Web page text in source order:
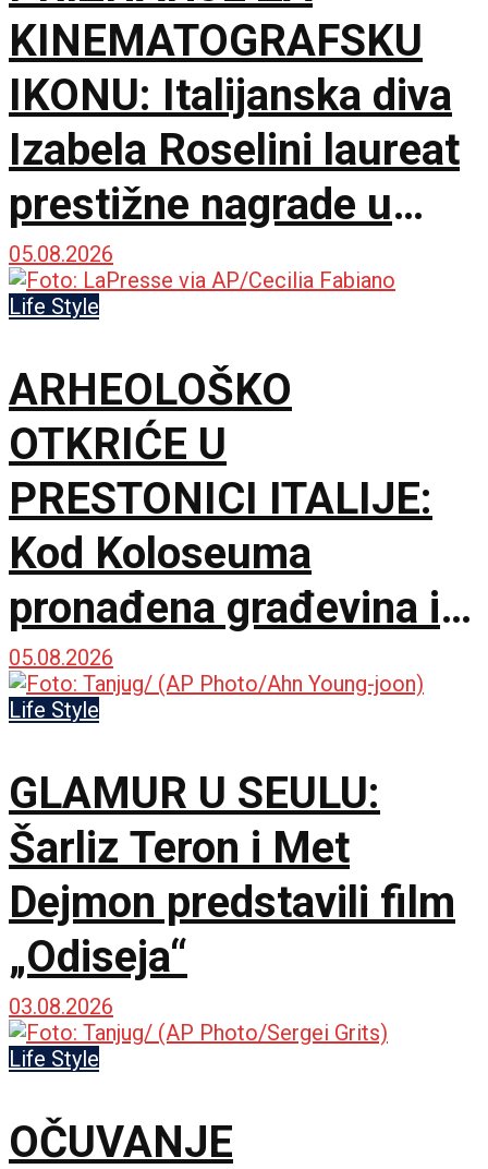
KINEMATOGRAFSKU
IKONU: Italijanska diva
Izabela Roselini laureat
prestižne nagrade u
Švajcarskoj
05.08.2026
Life Style
ARHEOLOŠKO
OTKRIĆE U
PRESTONICI ITALIJE:
Kod Koloseuma
pronađena građevina iz
drugog veka sa
mozaicima i freskama
05.08.2026
Life Style
GLAMUR U SEULU:
Šarliz Teron i Met
Dejmon predstavili film
„Odiseja“
03.08.2026
Life Style
OČUVANJE